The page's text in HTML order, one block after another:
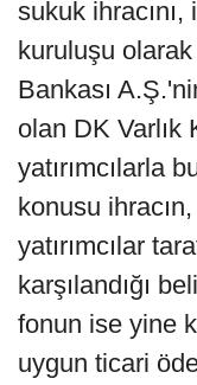
sukuk ihracını,
kuruluşu olarak
Bankası
olan DK Varlık
yatırımcılarla
konusu
yatırımcılar
karşılandığı
fonun ise yine
uygun ticari